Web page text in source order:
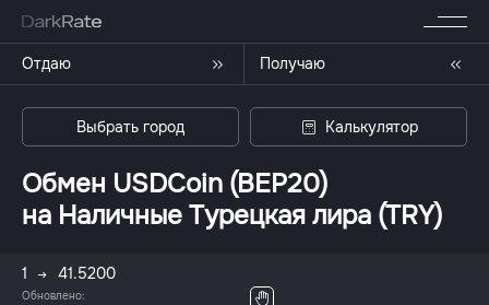
Отдаю Получаю
Выбрать город Калькулятор
Обмен USDCoin (BEP20)
на Наличные Турецкая лира (TRY)
1 41.5200
Обновлено: